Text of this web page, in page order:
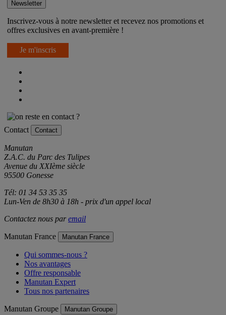
Newsletter
Inscrivez-vous à notre newsletter et recevez nos promotions et
offres exclusives en avant-première !
Je m'inscris
Contact Contact
Manutan
Z.A.C. du Parc des Tulipes
Avenue du XXIème siècle
95500 Gonesse
Tél: 01 34 53 35 35
Lun-Ven de 8h30 à 18h - prix d'un appel local
Contactez nous paremail
Manutan France Manutan France
Qui sommes-nous ?
Nos avantages
Offre responsable
Manutan Expert
Tous nos partenaires
Manutan Groupe Manutan Groupe